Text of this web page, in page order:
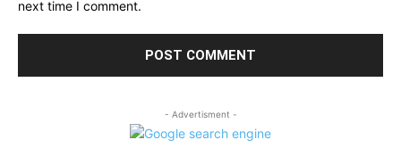
next time I comment.
- Advertisment -